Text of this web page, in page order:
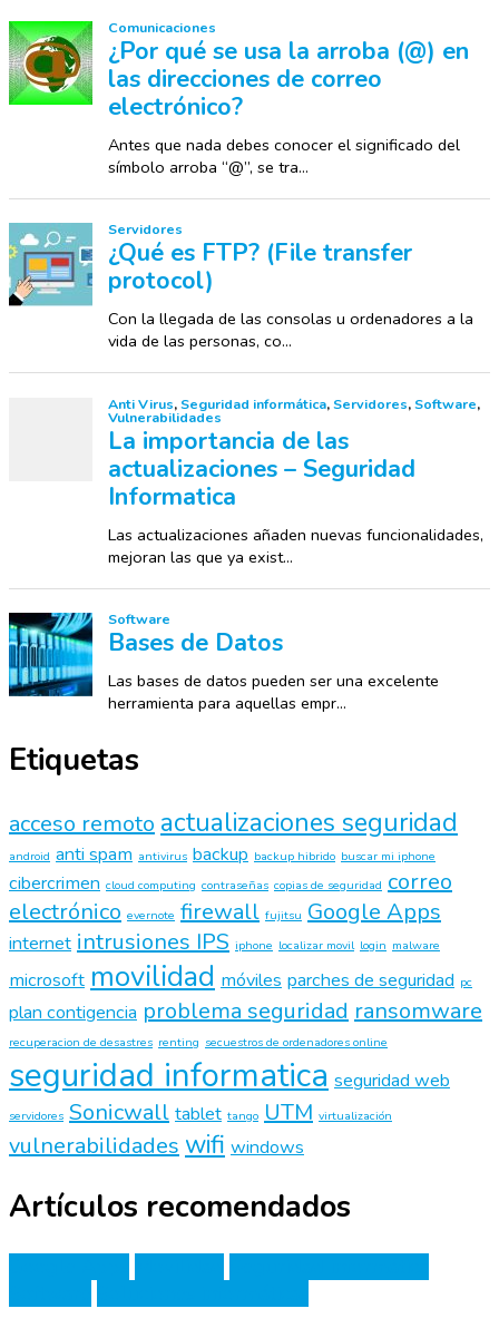
Comunicaciones
¿Por qué se usa la arroba (@) en
las direcciones de correo
electrónico?
Antes que nada debes conocer el significado del
símbolo arroba “@”, se tra...
Servidores
¿Qué es FTP? (File transfer
protocol)
Con la llegada de las consolas u ordenadores a la
vida de las personas, co...
Anti Virus,Seguridad informática,Servidores,Software,
Vulnerabilidades
La importancia de las
actualizaciones – Seguridad
Informatica
Las actualizaciones añaden nuevas funcionalidades,
mejoran las que ya exist...
Software
Bases de Datos
Las bases de datos pueden ser una excelente
herramienta para aquellas empr...
Etiquetas
acceso remoto actualizaciones seguridad
android anti spam antivirus backup backup hibrido buscar mi iphone
cibercrimen cloud computing contraseñas copias de seguridad correo
electrónico evernote firewall fujitsu Google Apps
internet intrusiones IPS iphone localizar movil login malware
microsoft movilidad móviles parches de seguridad pc
plan contigencia problema seguridad ransomware
recuperacion de desastres renting secuestros de ordenadores online
seguridad informatica seguridad web
servidores Sonicwall tablet tango UTM virtualización
vulnerabilidades wifi windows
Artículos recomendados